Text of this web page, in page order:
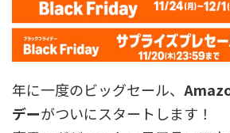
年に一度のビッグセール、
デーがついにスタートします！